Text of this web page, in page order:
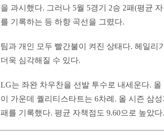
을 과시했다. 그러나 5월 5경기 2승 2패(평균
를 기록하는 등 하향 곡선을 그렸다.
팀과 개인 모두 빨간불이 켜진 상태다. 헤일리
더욱 심각해질 수 있다.
LG는 좌완 차우찬을 선발 투수로 내세운다.
이 가운데 퀄리티스타트는 6차례. 올 시즌 삼
패를 기록했다. 평균 자책점도 9.60으로 높았다.